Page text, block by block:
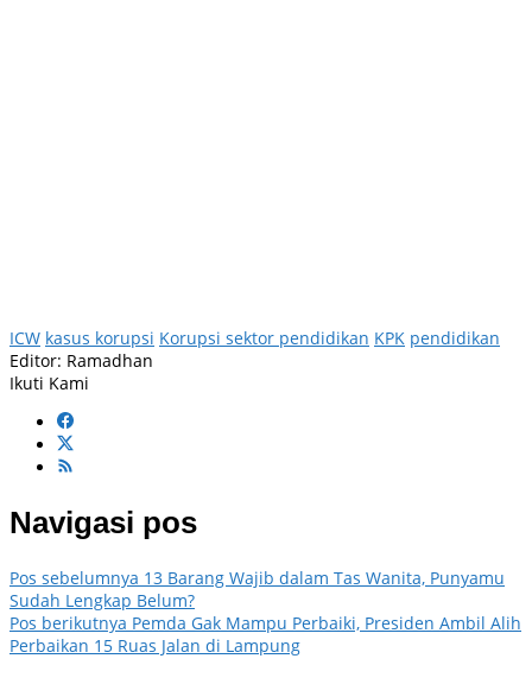
ICW kasus korupsi Korupsi sektor pendidikan KPK pendidikan
Editor: Ramadhan
Ikuti Kami
Navigasi pos
Pos sebelumnya 13 Barang Wajib dalam Tas Wanita, Punyamu
Sudah Lengkap Belum?
Pos berikutnya Pemda Gak Mampu Perbaiki, Presiden Ambil Alih
Perbaikan 15 Ruas Jalan di Lampung